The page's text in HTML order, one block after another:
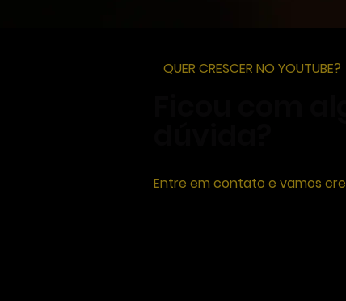
QUER CRESCER NO YOUTUBE?
Entre em contato e vamos